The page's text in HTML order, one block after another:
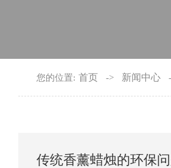
您的位置: 首页 -> 新闻中心
传统香薰蜡烛的环保